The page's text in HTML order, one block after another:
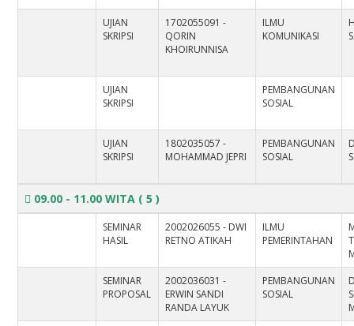
UJIAN
SKRIPSI
1702055091 -
QORIN
KHOIRUNNISA
ILMU
KOMUNIKASI
UJIAN
SKRIPSI
PEMBANGUNAN
SOSIAL
UJIAN
SKRIPSI
1802035057 -
MOHAMMAD JEPRI
PEMBANGUNAN
SOSIAL
09.00 - 11.00 WITA ( 5 )
SEMINAR
HASIL
2002026055 - DWI
RETNO ATIKAH
ILMU
PEMERINTAHAN
SEMINAR
PROPOSAL
2002036031 -
ERWIN SANDI
RANDA LAYUK
PEMBANGUNAN
SOSIAL